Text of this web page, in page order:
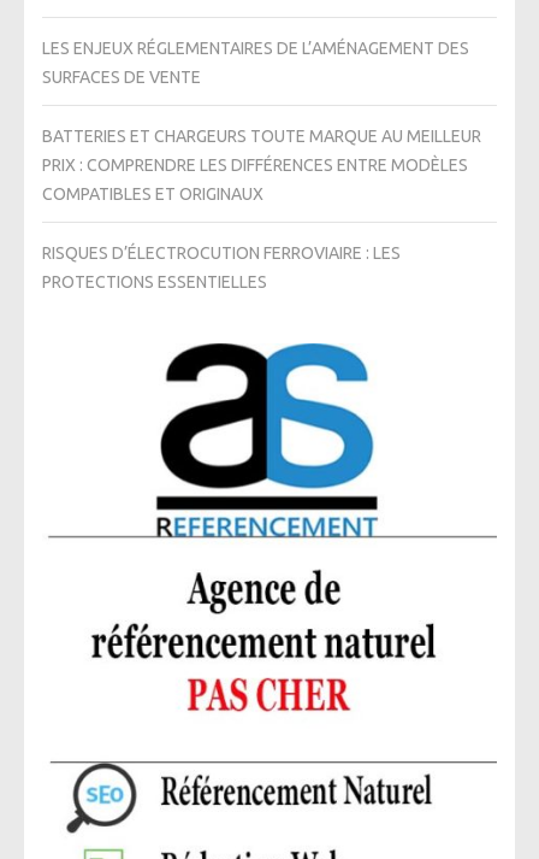
LES ENJEUX RÉGLEMENTAIRES DE L’AMÉNAGEMENT DES
SURFACES DE VENTE
BATTERIES ET CHARGEURS TOUTE MARQUE AU MEILLEUR
PRIX : COMPRENDRE LES DIFFÉRENCES ENTRE MODÈLES
COMPATIBLES ET ORIGINAUX
RISQUES D’ÉLECTROCUTION FERROVIAIRE : LES
PROTECTIONS ESSENTIELLES